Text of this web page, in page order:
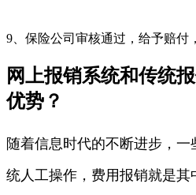
9、保险公司审核通过，给予赔付
网上报销系统和传统
优势？
随着信息时代的不断进步，
统人工操作，费用报销就是